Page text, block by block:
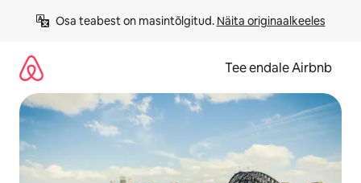
Osa teabest on masintõlgitud. Näita originaalkeeles
Tee endale Airbnb